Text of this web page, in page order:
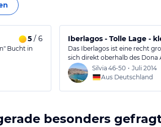
5 / 6
Bucht in
Iberlagos - Tolle Lage -
Das Iberlagos ist eine recht
sich direkt oberhalb des Dona
Silvia 46-50 • Juli 2014
Aus Deutschland
besonders